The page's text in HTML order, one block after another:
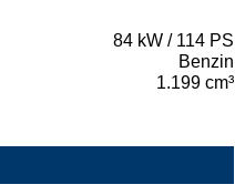
84 kW / 114 PS
Benzin
1.199 cm³